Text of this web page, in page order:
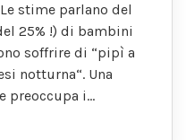
stime parlano del
25% !) di bambini
soffrire di “pipì a
notturna“. Una
preoccupa i…